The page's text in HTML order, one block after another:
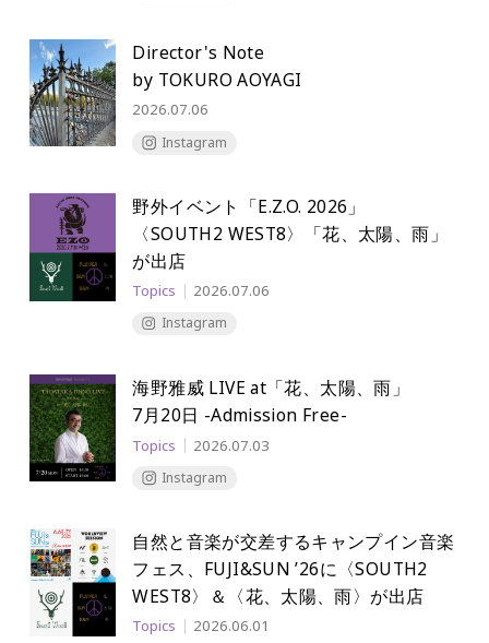
Director's Note
by TOKURO AOYAGI
2026.07.06
Instagram
野外イベント「E.Z.O. 2026」
〈SOUTH2 WEST8〉「花、太陽、雨」
が出店
Topics 2026.07.06
Instagram
海野雅威 LIVE at「花、太陽、雨」
7月20日 -Admission Free-
Topics 2026.07.03
Instagram
自然と音楽が交差するキャンプイン音楽
フェス、 FUJI&SUN ’26に〈SOUTH2
WEST8〉＆〈花、太陽、雨〉が出店
Topics 2026.06.01